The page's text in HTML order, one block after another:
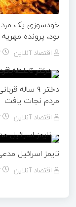
خودسوزی یک مرد
بود، پرونده
اقتصاد آنلاین
مردم نجات یافت
اقتصاد آنلاین
تایمز اسرائیل
اقتصاد آنلاین